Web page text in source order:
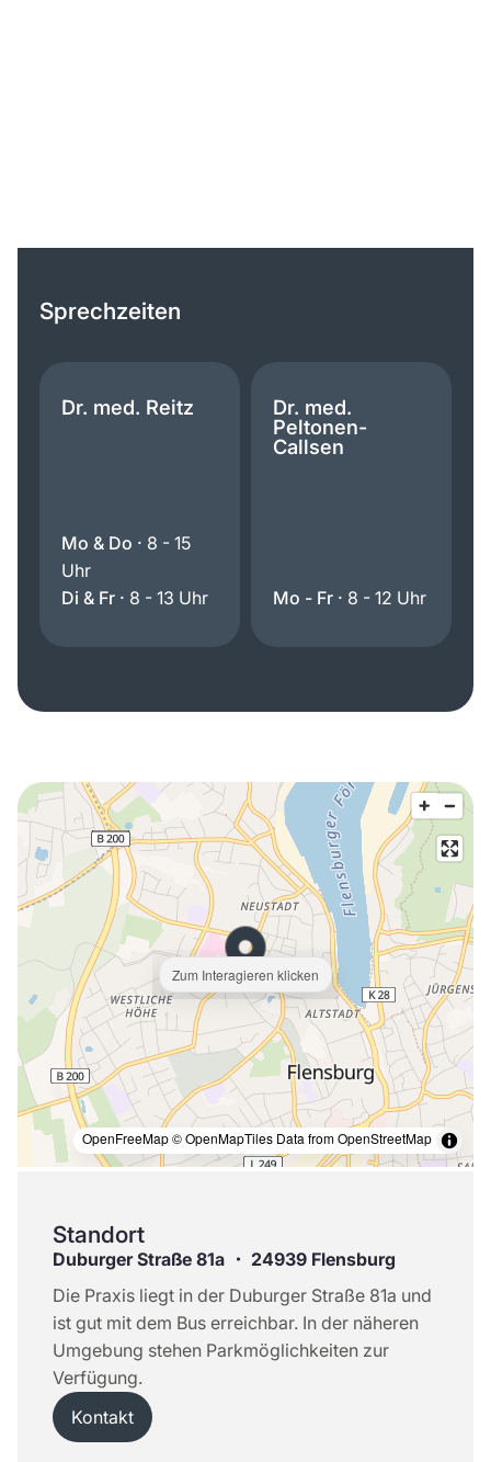
Sprechzeiten
Dr. med. Reitz
Mo & Do · 8 - 15
Uhr
Di & Fr · 8 - 13 Uhr
Dr. med.
Peltonen-
Callsen
Mo - Fr · 8 - 12 Uhr
OpenFreeMap© OpenMapTiles Data fromOpenStreetMap
Zum Interagieren klicken
Standort
Duburger Straße 81a ・ 24939 Flensburg
Die Praxis liegt in der Duburger Straße 81a und
ist gut mit dem Bus erreichbar. In der näheren
Umgebung stehen Parkmöglichkeiten zur
Verfügung.
Kontakt